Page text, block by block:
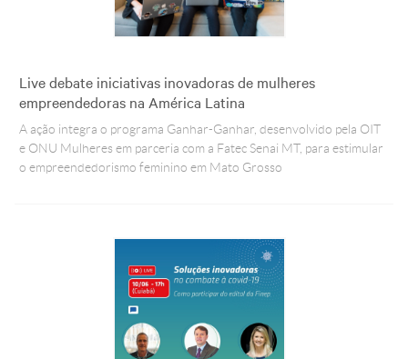
Live debate iniciativas inovadoras de mulheres
empreendedoras na América Latina
A ação integra o programa Ganhar-Ganhar, desenvolvido pela OIT
e ONU Mulheres em parceria com a Fatec Senai MT, para estimular
o empreendedorismo feminino em Mato Grosso